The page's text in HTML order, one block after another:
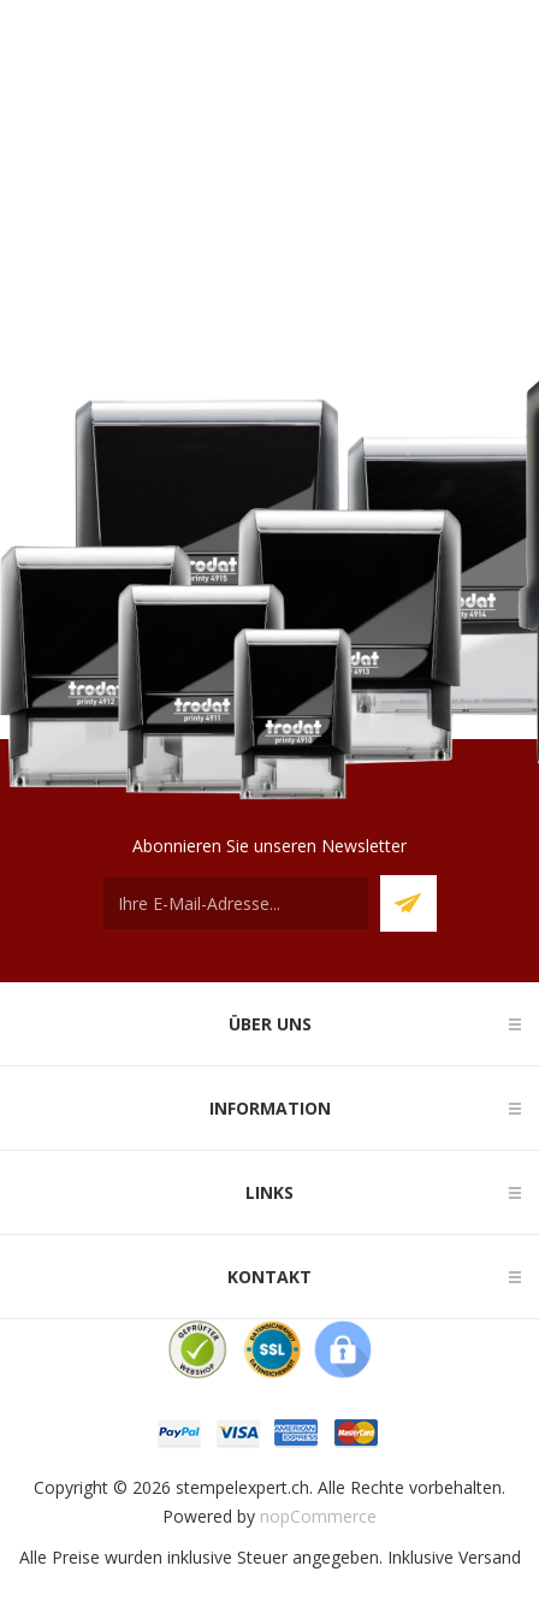
Abonnieren Sie unseren Newsletter
ÜBER UNS
INFORMATION
LINKS
KONTAKT
Copyright © 2026 stempelexpert.ch. Alle Rechte vorbehalten.
Powered by nopCommerce
Alle Preise wurden inklusive Steuer angegeben. Inklusive Versand